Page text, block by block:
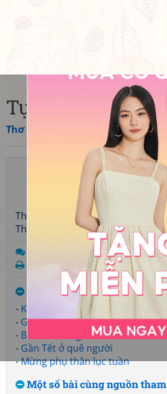
Tự thán
Thơ» Hiện đại»
☆
☆
☆
☆
Chưa có đánh giá
Thể thơ:
Thơ mới bảy chữ
Thời kỳ:
Hiện đại
In bài thơ
Một số bài cùng tác giả
- Khóc em
- Gái hàng hoa
- Bài hát mừng cha
- Gần Tết ở quê người
-Mừng phụ thân lục tuần
Một số bài cùng nguồn